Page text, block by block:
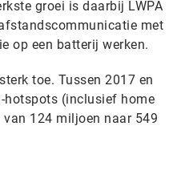
groei is daarbij LWPA
met
op een batterij werken.
toe. Tussen 2017 en
(inclusief home
124 miljoen naar 549